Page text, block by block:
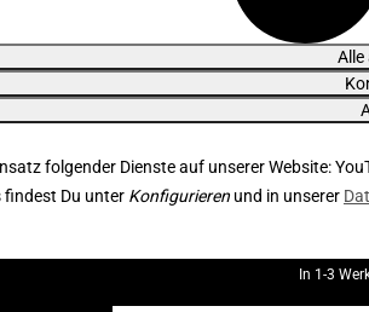
Alle
folgender Dienste auf unserer Website:
findest Du unter Konfigurieren und in unserer
In 1-3